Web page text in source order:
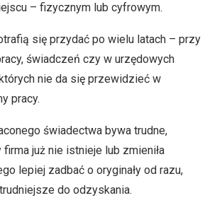
– fizycznym lub cyfrowym.
się przydać po wielu latach – przy
świadczeń czy w urzędowych
nie da się przewidzieć w
pracy.
świadectwa bywa trudne,
już nie istnieje lub zmieniła
lepiej zadbać o oryginały od razu,
do odzyskania.